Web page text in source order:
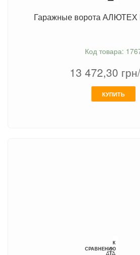
Гаражные ворота АЛЮТЕХ
Код товара:
13 472,30
КУПИТЬ
К
СРАВНЕНИЮ